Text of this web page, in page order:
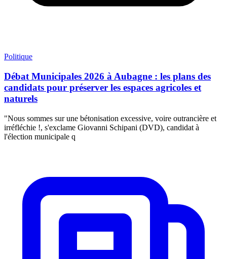
Politique
Débat Municipales 2026 à Aubagne : les plans des
candidats pour préserver les espaces agricoles et
naturels
"Nous sommes sur une bétonisation excessive, voire outrancière et
irréfléchie !, s'exclame Giovanni Schipani (DVD), candidat à
l'élection municipale q